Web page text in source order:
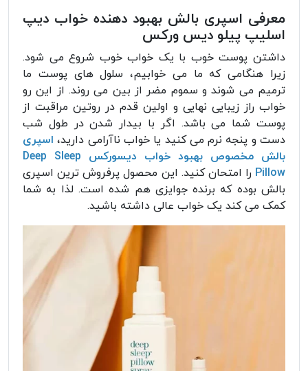
معرفی اسپری بالش بهبود دهنده خواب دیپ
اسلیپ پیلو دیس ورکس
داشتن پوست خوب با یک خواب خوب شروع می شود.
زیرا هنگامی که ما می خوابیم، سلول های پوست ما
ترمیم می شوند و سموم مضر از بین می روند. از این رو
خواب راز زیبایی نهایی و اولین قدم در روتین مراقبت از
پوست شما می باشد. اگر با بیدار شدن در طول شب
دست و پنجه نرم می کنید یا خواب ناآرامی دارید، اسپری
بالش مخصوص بهبود خواب دیسورکس Deep Sleep
Pillow را امتحان کنید. این محصول پرفروش ترین اسپری
بالش بوده که برنده جوایزی هم شده است. لذا به شما
کمک می کند یک خواب عالی داشته باشید.